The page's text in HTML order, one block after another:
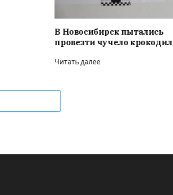
В Новосибирск пытались
провезти чучело
Читать далее